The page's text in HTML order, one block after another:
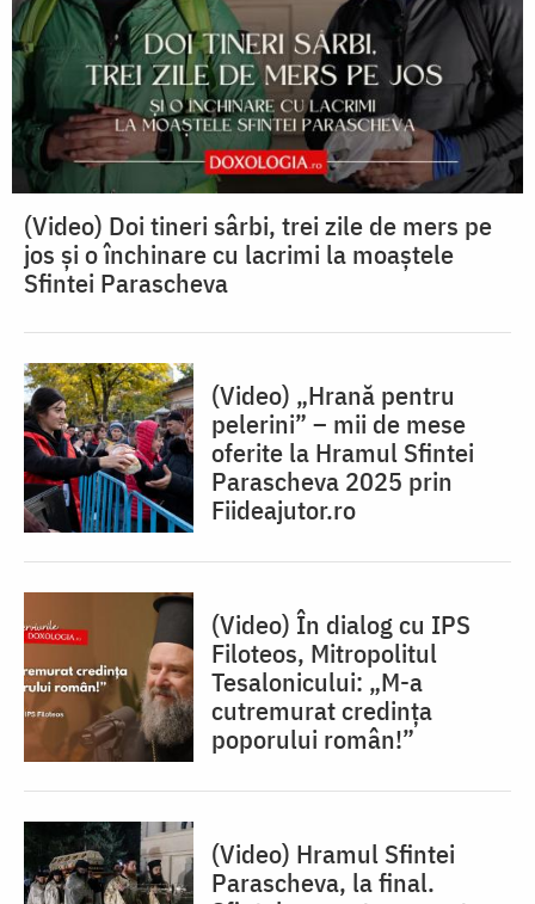
(Video) Doi tineri sârbi, trei zile de mers pe
jos și o închinare cu lacrimi la moaștele
Sfintei Parascheva
(Video) „Hrană pentru
pelerini” – mii de mese
oferite la Hramul Sfintei
Parascheva 2025 prin
Fiideajutor.ro
(Video) În dialog cu IPS
Filoteos, Mitropolitul
Tesalonicului: „M-a
cutremurat credința
poporului român!”
(Video) Hramul Sfintei
Parascheva, la final.